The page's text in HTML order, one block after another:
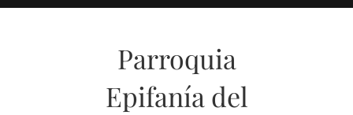
Saltar
Parroquia
Epifanía del